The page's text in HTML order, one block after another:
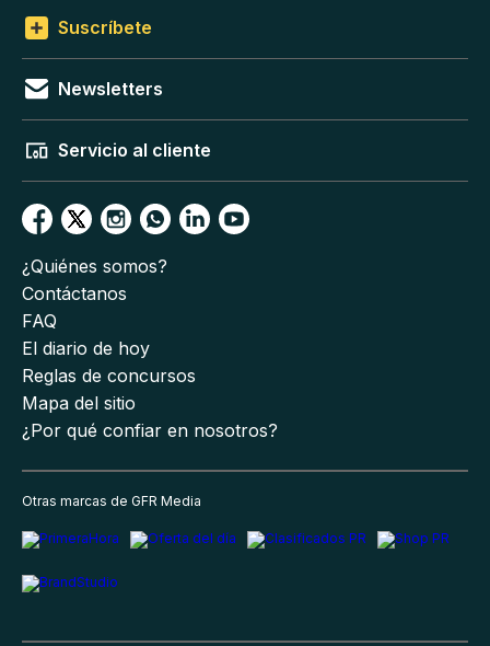
Suscríbete
Newsletters
Servicio al cliente
¿Quiénes somos?
Contáctanos
FAQ
El diario de hoy
Reglas de concursos
Mapa del sitio
¿Por qué confiar en nosotros?
Otras marcas de GFR Media